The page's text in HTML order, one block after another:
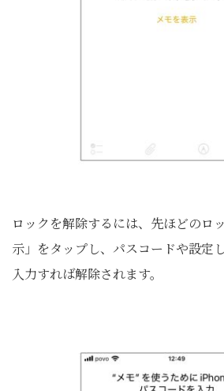
ロックを解除するには、先ほどのロ
示」をタップし、パスコードや設定
入力すれば解除されます。